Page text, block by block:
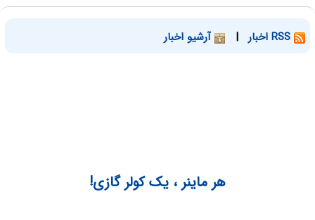
| آرشیو اخبار
هر ماینر ، یک کولر گازی!